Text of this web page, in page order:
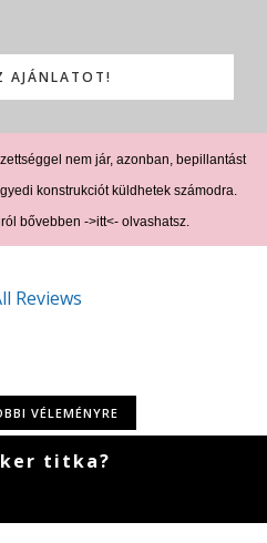
nem jár, azonban, bepillantást
konstrukciót küldhetek számodra.
bővebben ->itt<- olvashatsz.
Reviews
VÉLEMÉNYRE
titka?